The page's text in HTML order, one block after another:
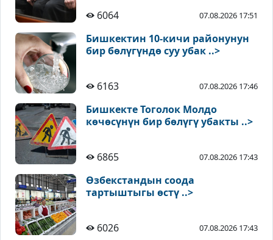
6064
07.08.2026 17:51
Бишкектин 10-кичи районунун
бир бөлүгүндө суу убак ..>
6163 07.08.2026 17:46
Бишкекте Тоголок Молдо
көчөсүнүн бир бөлүгү убакты ..>
6865 07.08.2026 17:43
Өзбекстандын соода
тартыштыгы өстү ..>
6026 07.08.2026 17:43